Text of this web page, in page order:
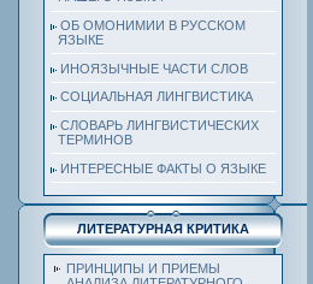
ОБ ОМОНИМИИ В РУССКОМ
ЯЗЫКЕ
ИНОЯЗЫЧНЫЕ ЧАСТИ СЛОВ
СОЦИАЛЬНАЯ ЛИНГВИСТИКА
СЛОВАРЬ ЛИНГВИСТИЧЕСКИХ
ТЕРМИНОВ
ИНТЕРЕСНЫЕ ФАКТЫ О ЯЗЫКЕ
ЛИТЕРАТУРНАЯ КРИТИКА
ПРИНЦИПЫ И ПРИЕМЫ